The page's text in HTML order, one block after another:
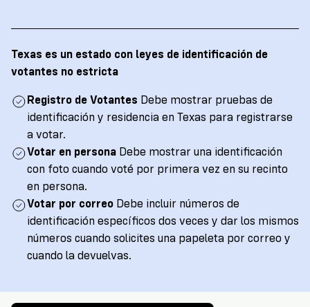
Vote
Check
Your
Registration
3
Vote
Make
a
Plan
to
Information
Cards
Write
letters
with
VoteRiders!
NOW
NOW
Texas es un estado con leyes de identificación de
votantes no estricta
Registro de Votantes Debe mostrar pruebas de
identificación y residencia en Texas para registrarse
a votar.
Votar en persona Debe mostrar una identificación
con foto cuando voté por primera vez en su recinto
en persona.
Votar por correo Debe incluir números de
identificación específicos dos veces y dar los mismos
números cuando solicites una papeleta por correo y
cuando la devuelvas.